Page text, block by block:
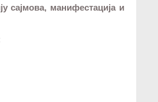
сајмова, манифестација и